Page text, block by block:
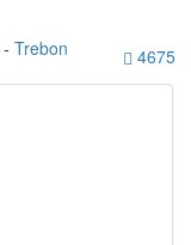
- Trebon 4675